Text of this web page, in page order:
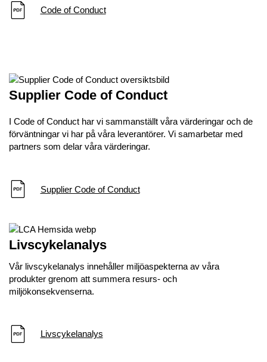
Code of Conduct
Supplier Code of Conduct
I Code of Conduct har vi sammanställt våra värderingar och de
förväntningar vi har på våra leverantörer. Vi samarbetar med
partners som delar våra värderingar.
Supplier Code of Conduct
Livscykelanalys
Vår livscykelanalys innehåller miljöaspekterna av våra
produkter grenom att summera resurs- och
miljökonsekvenserna.
Livscykelanalys